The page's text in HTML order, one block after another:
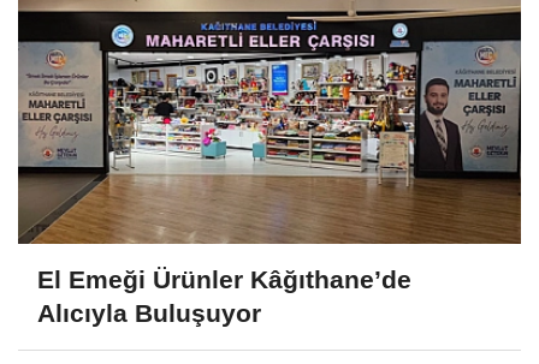
El Emeği Ürünler Kâğıthane’de
Alıcıyla Buluşuyor